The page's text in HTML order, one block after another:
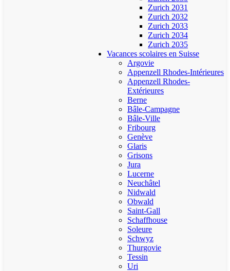
Zurich 2031
Zurich 2032
Zurich 2033
Zurich 2034
Zurich 2035
Vacances scolaires en Suisse
Argovie
Appenzell Rhodes-Intérieures
Appenzell Rhodes-
Extérieures
Berne
Bâle-Campagne
Bâle-Ville
Fribourg
Genève
Glaris
Grisons
Jura
Lucerne
Neuchâtel
Nidwald
Obwald
Saint-Gall
Schaffhouse
Soleure
Schwyz
Thurgovie
Tessin
Uri